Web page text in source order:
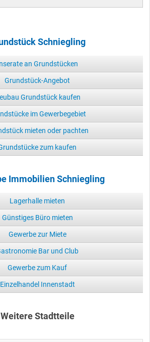
Schniegling
an Grundstücken
Grundstück-Angebot
Grundstück kaufen
im Gewerbegebiet
mieten oder pachten
zum kaufen
Immobilien Schniegling
Lagerhalle mieten
Günstiges Büro mieten
Gewerbe zur Miete
Bar und Club
Gewerbe zum Kauf
Einzelhandel Innenstadt
Weitere Stadtteile